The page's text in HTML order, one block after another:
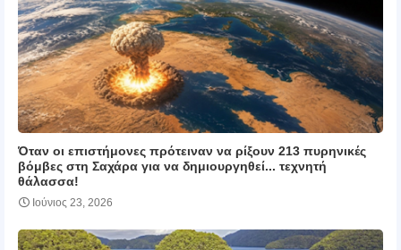
Όταν οι επιστήμονες πρότειναν να ρίξουν 213 πυρηνικές
βόμβες στη Σαχάρα για να δημιουργηθεί... τεχνητή
θάλασσα!
Ιούνιος 23, 2026